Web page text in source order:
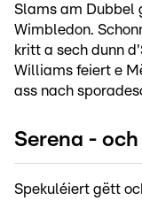
Slams am Dubbel
Wimbledon.
kritt a sech dunn
Williams feiert e
ass nach
Serena -
Spekuléiert gëtt